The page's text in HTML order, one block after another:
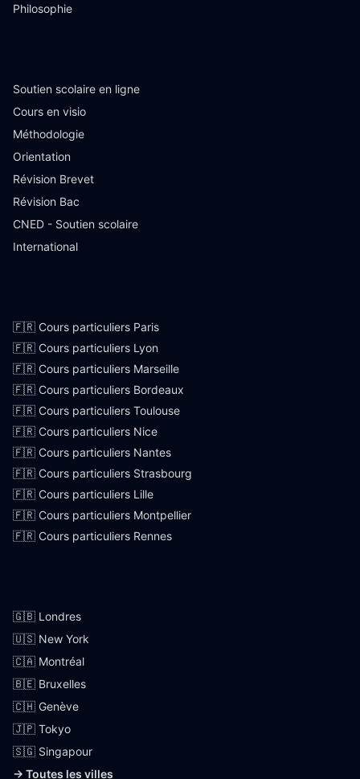
Philosophie
Soutien scolaire en ligne
Cours en visio
Méthodologie
Orientation
Révision Brevet
Révision Bac
CNED - Soutien scolaire
International
🇫🇷 Cours particuliers Paris
🇫🇷 Cours particuliers Lyon
🇫🇷 Cours particuliers Marseille
🇫🇷 Cours particuliers Bordeaux
🇫🇷 Cours particuliers Toulouse
🇫🇷 Cours particuliers Nice
🇫🇷 Cours particuliers Nantes
🇫🇷 Cours particuliers Strasbourg
🇫🇷 Cours particuliers Lille
🇫🇷 Cours particuliers Montpellier
🇫🇷 Cours particuliers Rennes
🇬🇧 Londres
🇺🇸 New York
🇨🇦 Montréal
🇧🇪 Bruxelles
🇨🇭 Genève
🇯🇵 Tokyo
🇸🇬 Singapour
→ Toutes les villes